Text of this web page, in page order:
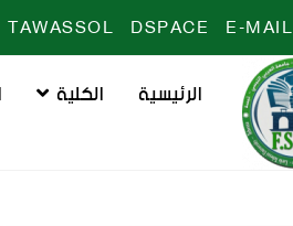
E-MAIL
DSPACE
TAWASSOL
الرئيسية الكلية